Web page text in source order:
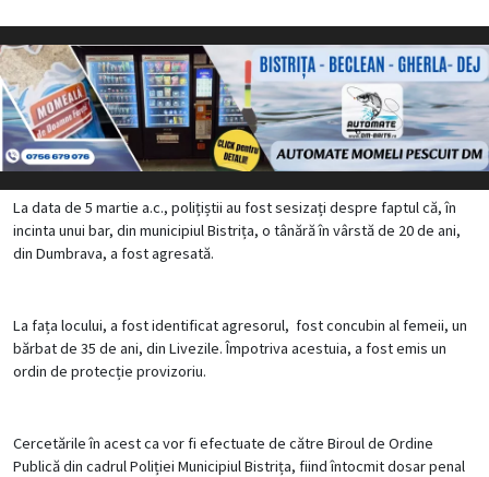
La data de 5 martie a.c., polițiștii au fost sesizați despre faptul că, în
incinta unui bar, din municipiul Bistrița, o tânără în vârstă de 20 de ani,
din Dumbrava, a fost agresată.
La fața locului, a fost identificat agresorul, fost concubin al femeii, un
bărbat de 35 de ani, din Livezile. Împotriva acestuia, a fost emis un
ordin de protecție provizoriu.
Cercetările în acest ca vor fi efectuate de către Biroul de Ordine
Publică din cadrul Poliției Municipiul Bistrița, fiind întocmit dosar penal